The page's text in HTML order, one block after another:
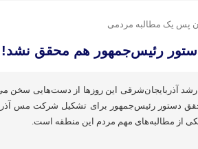
پس یک مطالبه مردمی
دستور رئیس‌جمهور هم محقق نشد!
آذربایجان‌شرقی این روزها از دست‌هایی سخن
دستور رئیس‌جمهور برای تشکیل شرکت مس
از مطالبه‌های مهم مردم این منطقه است.